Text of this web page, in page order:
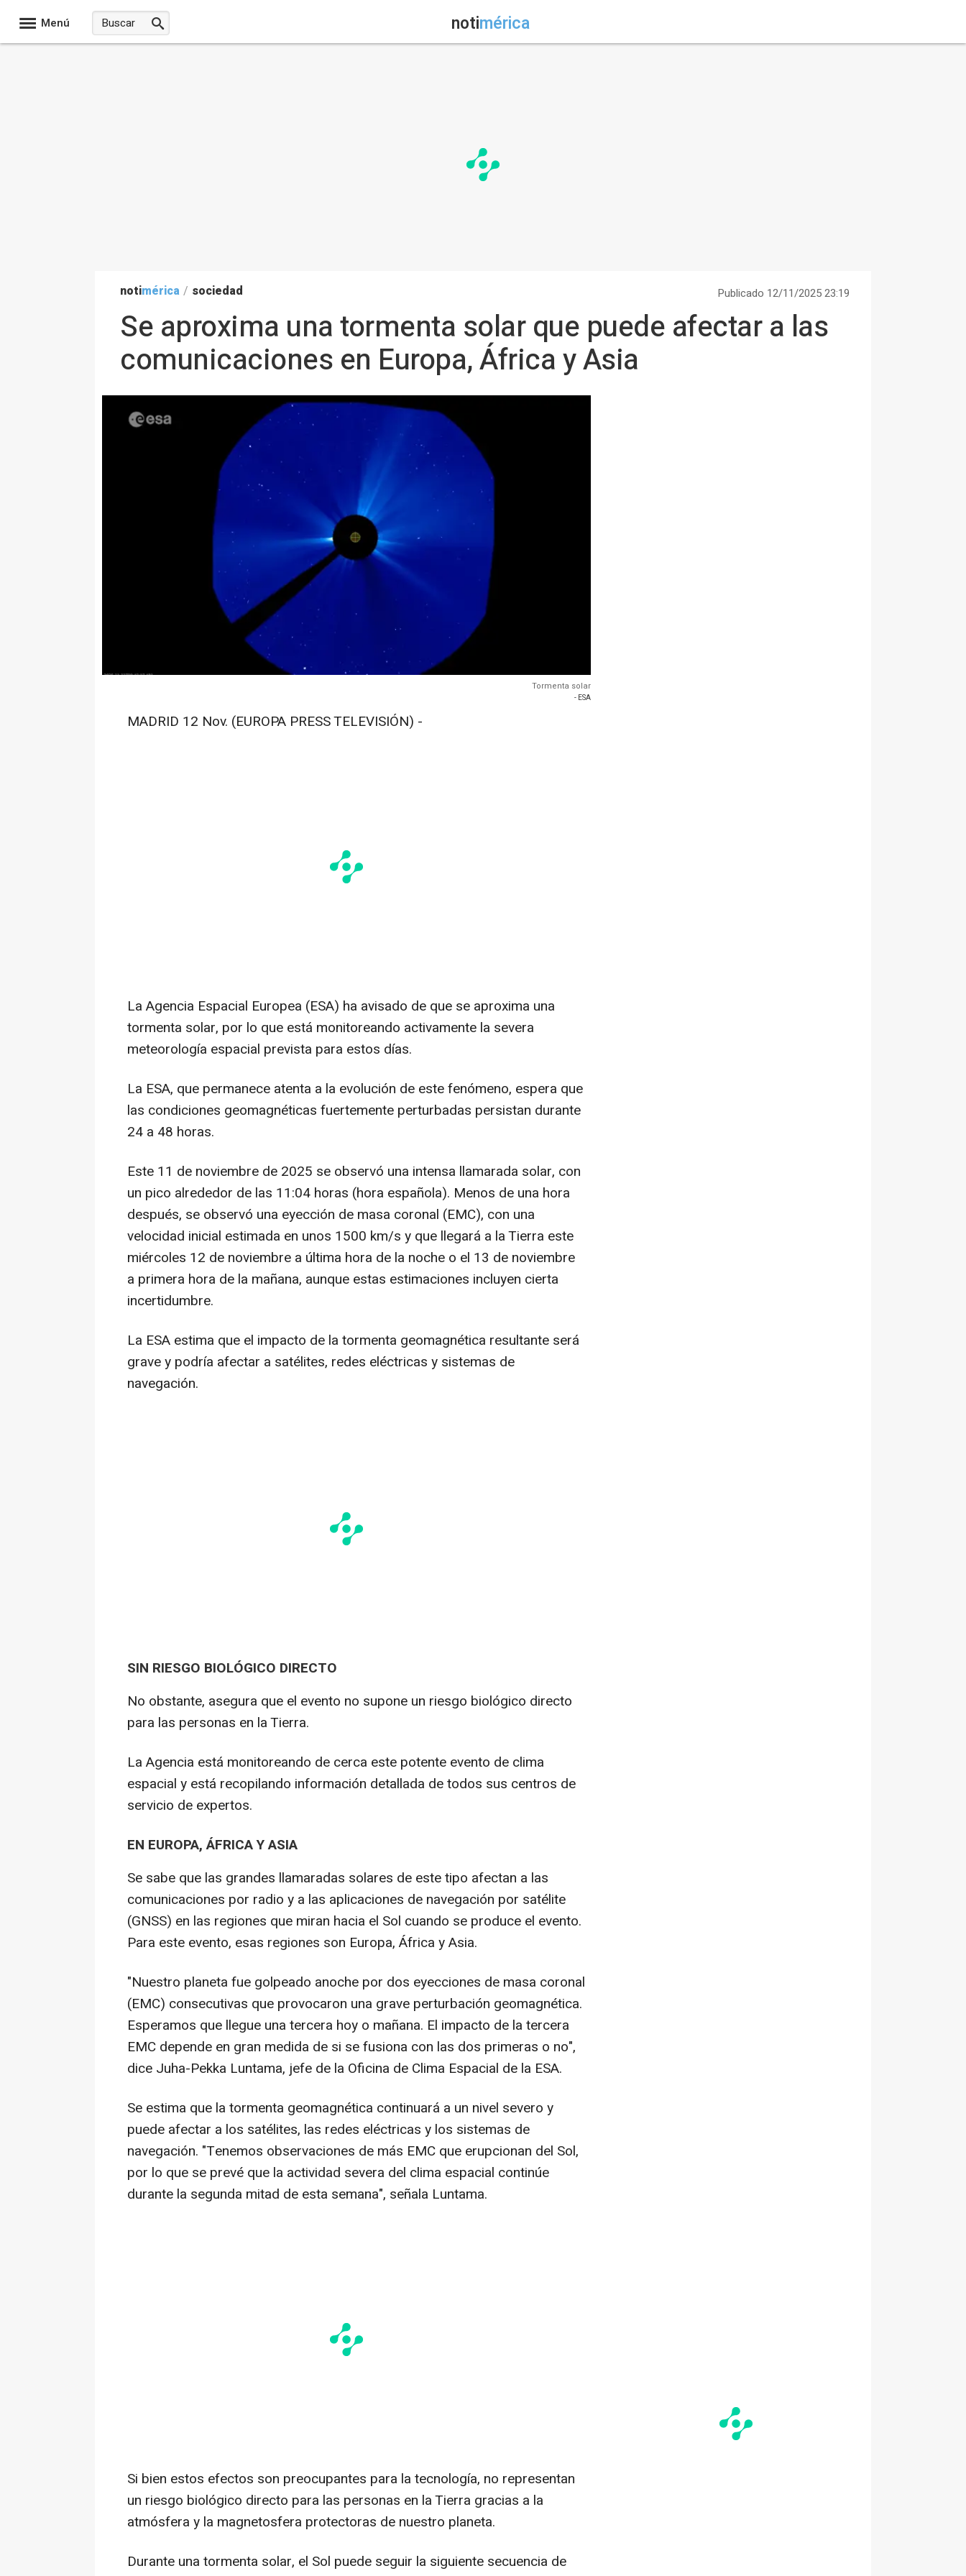
Menú notimérica
notimérica / sociedad Publicado 12/11/2025 23:19
Se aproxima una tormenta solar que puede afectar a las
comunicaciones en Europa, África y Asia
Tormenta solar
- ESA
MADRID 12 Nov. (EUROPA PRESS TELEVISIÓN) -
La Agencia Espacial Europea (ESA) ha avisado de que se aproxima una
tormenta solar, por lo que está monitoreando activamente la severa
meteorología espacial prevista para estos días.
La ESA, que permanece atenta a la evolución de este fenómeno, espera que
las condiciones geomagnéticas fuertemente perturbadas persistan durante
24 a 48 horas.
Este 11 de noviembre de 2025 se observó una intensa llamarada solar, con
un pico alrededor de las 11:04 horas (hora española). Menos de una hora
después, se observó una eyección de masa coronal (EMC), con una
velocidad inicial estimada en unos 1500 km/s y que llegará a la Tierra este
miércoles 12 de noviembre a última hora de la noche o el 13 de noviembre
a primera hora de la mañana, aunque estas estimaciones incluyen cierta
incertidumbre.
La ESA estima que el impacto de la tormenta geomagnética resultante será
grave y podría afectar a satélites, redes eléctricas y sistemas de
navegación.
SIN RIESGO BIOLÓGICO DIRECTO
No obstante, asegura que el evento no supone un riesgo biológico directo
para las personas en la Tierra.
La Agencia está monitoreando de cerca este potente evento de clima
espacial y está recopilando información detallada de todos sus centros de
servicio de expertos.
EN EUROPA, ÁFRICA Y ASIA
Se sabe que las grandes llamaradas solares de este tipo afectan a las
comunicaciones por radio y a las aplicaciones de navegación por satélite
(GNSS) en las regiones que miran hacia el Sol cuando se produce el evento.
Para este evento, esas regiones son Europa, África y Asia.
"Nuestro planeta fue golpeado anoche por dos eyecciones de masa coronal
(EMC) consecutivas que provocaron una grave perturbación geomagnética.
Esperamos que llegue una tercera hoy o mañana. El impacto de la tercera
EMC depende en gran medida de si se fusiona con las dos primeras o no",
dice Juha-Pekka Luntama, jefe de la Oficina de Clima Espacial de la ESA.
Se estima que la tormenta geomagnética continuará a un nivel severo y
puede afectar a los satélites, las redes eléctricas y los sistemas de
navegación. "Tenemos observaciones de más EMC que erupcionan del Sol,
por lo que se prevé que la actividad severa del clima espacial continúe
durante la segunda mitad de esta semana", señala Luntama.
Si bien estos efectos son preocupantes para la tecnología, no representan
un riesgo biológico directo para las personas en la Tierra gracias a la
atmósfera y la magnetosfera protectoras de nuestro planeta.
Durante una tormenta solar, el Sol puede seguir la siguiente secuencia de